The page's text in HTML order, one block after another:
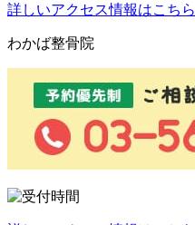
詳しいアクセス情報はこちら
わかば整骨院